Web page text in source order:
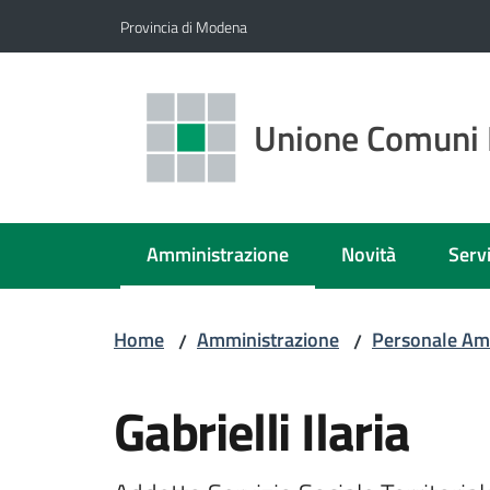
Provincia di Modena
Unione
Amministrazione
Menu selezionato Novità
Home / Amministrazione / Personale
Gabrielli Ilaria